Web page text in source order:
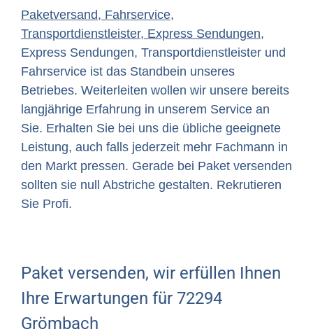
Paketversand, Fahrservice,
Transportdienstleister, Express Sendungen,
Express Sendungen, Transportdienstleister und
Fahrservice ist das Standbein unseres
Betriebes. Weiterleiten wollen wir unsere bereits
langjährige Erfahrung in unserem Service an
Sie. Erhalten Sie bei uns die übliche geeignete
Leistung, auch falls jederzeit mehr Fachmann in
den Markt pressen. Gerade bei Paket versenden
sollten sie null Abstriche gestalten. Rekrutieren
Sie Profi.
Paket versenden, wir erfüllen Ihnen
Ihre Erwartungen für 72294
Grömbach